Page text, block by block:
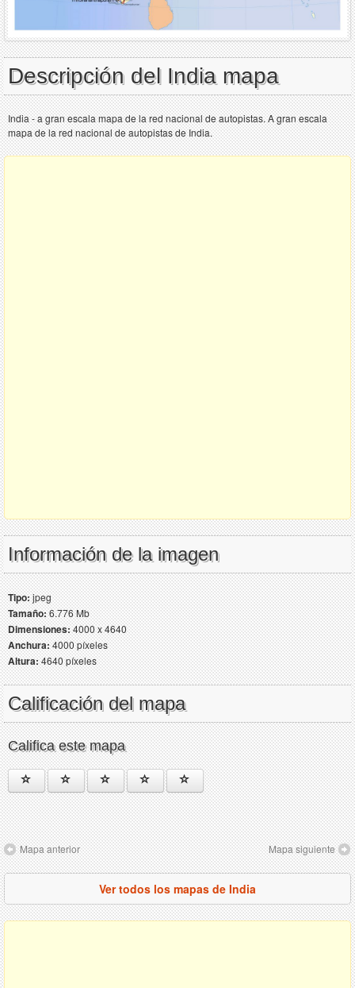
Descripción del India mapa
India - a gran escala mapa de la red nacional de autopistas. A gran escala
mapa de la red nacional de autopistas de India.
Información de la imagen
Tipo:jpeg
Tamaño:6.776 Mb
Dimensiones:4000 x 4640
Anchura:4000 píxeles
Altura:4640 píxeles
Calificación del mapa
Califica este mapa
Mapa anterior Mapa siguiente
Ver todos los mapas de India